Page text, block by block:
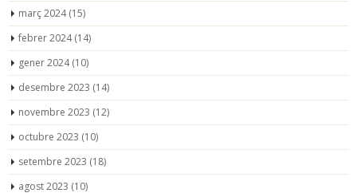
març 2024(15)
febrer 2024(14)
gener 2024(10)
desembre 2023 (14)
novembre 2023 (12)
octubre 2023 (10)
setembre 2023 (18)
agost 2023 (10)